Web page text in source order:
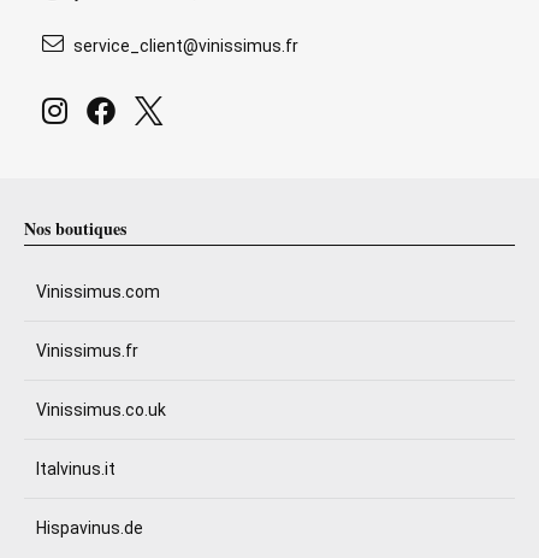
service_client@vinissimus.fr
Nos boutiques
Vinissimus.com
Vinissimus.fr
Vinissimus.co.uk
Italvinus.it
Hispavinus.de